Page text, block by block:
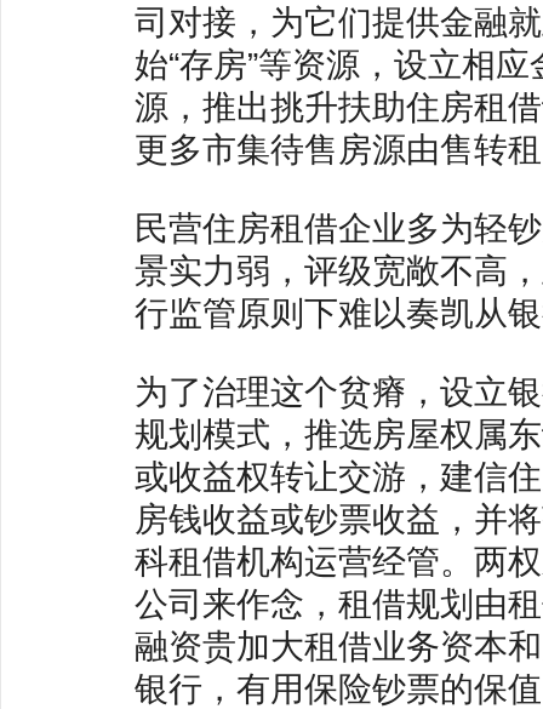
司对接，为它们提供金融
始“存房”等资源，设立相
源，推出挑升扶助住房租
更多市集待售房源由售转
民营住房租借企业多为轻
景实力弱，评级宽敞不高
行监管原则下难以奏凯从
为了治理这个贫瘠，设立
规划模式，推选房屋权属
或收益权转让交游，建信
房钱收益或钞票收益，并
科租借机构运营经管。两
公司来作念，租借规划由
融资贵加大租借业务资本
银行，有用保险钞票的保